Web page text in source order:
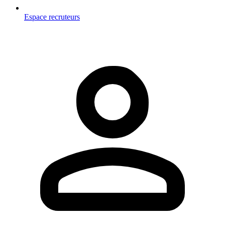
Espace recruteurs